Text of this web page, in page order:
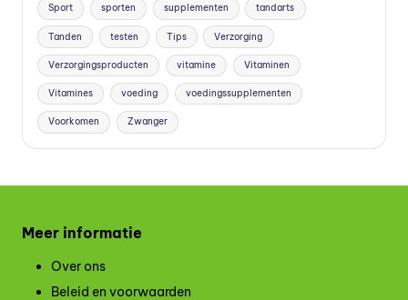
Sport sporten supplementen tandarts
Tanden testen Tips Verzorging
Verzorgingsproducten vitamine Vitaminen
Vitamines voeding voedingssupplementen
Voorkomen Zwanger
Meer informatie
Over ons
Beleid en voorwaarden